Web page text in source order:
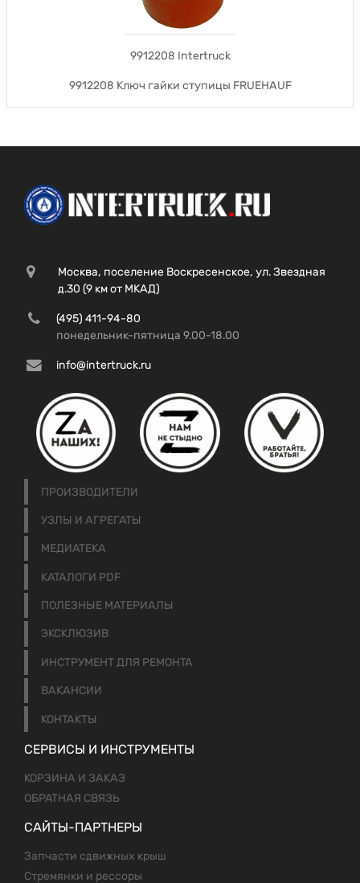
9912208 Intertruck
9912208 Ключ гайки ступицы FRUEHAUF
Москва, поселение Воскресенское, ул. Звездная
д.30 (9 км от МКАД)
(495) 411-94-80
понедельник-пятница 9.00-18.00
info@intertruck.ru
ПРОИЗВОДИТЕЛИ
УЗЛЫ И АГРЕГАТЫ
МЕДИАТЕКА
КАТАЛОГИ PDF
ПОЛЕЗНЫЕ МАТЕРИАЛЫ
ЭКСКЛЮЗИВ
ИНСТРУМЕНТ ДЛЯ РЕМОНТА
ВАКАНСИИ
КОНТАКТЫ
СЕРВИСЫ И ИНСТРУМЕНТЫ
КОРЗИНА И ЗАКАЗ
ОБРАТНАЯ СВЯЗЬ
САЙТЫ-ПАРТНЕРЫ
Запчасти сдвижных крыш
Стремянки и рессоры